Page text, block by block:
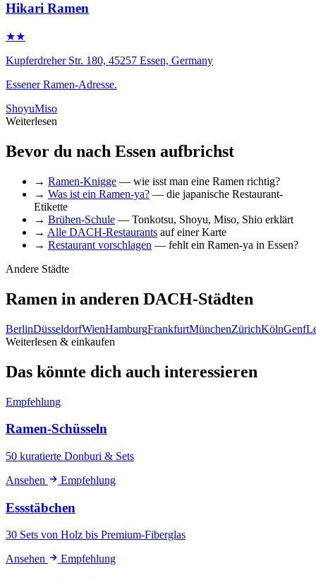
Hikari Ramen
★★
Kupferdreher Str. 180, 45257 Essen, Germany
Essener Ramen-Adresse.
ShoyuMiso
Weiterlesen
Bevor du nach Essen aufbrichst
→ Ramen-Knigge — wie isst man eine Ramen richtig?
→ Was ist ein Ramen-ya? — die japanische Restaurant-
Etikette
→ Brühen-Schule — Tonkotsu, Shoyu, Miso, Shio erklärt
→ Alle DACH-Restaurants auf einer Karte
→ Restaurant vorschlagen — fehlt ein Ramen-ya in Essen?
Andere Städte
Ramen in anderen DACH-Städten
BerlinDüsseldorfWienHamburgFrankfurtMünchenZürichKölnGenf
Weiterlesen & einkaufen
Das könnte dich auch interessieren
Empfehlung
Ramen-Schüsseln
50 kuratierte Donburi & Sets
Ansehen
Empfehlung
Essstäbchen
30 Sets von Holz bis Premium-Fiberglas
Ansehen
Empfehlung